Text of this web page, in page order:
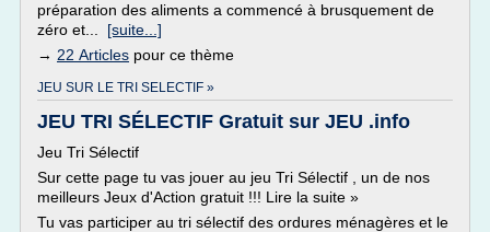
préparation des aliments a commencé à brusquement de
zéro et... [suite...]
→ 22 Articles pour ce thème
JEU SUR LE TRI SELECTIF »
JEU TRI SÉLECTIF Gratuit sur JEU .info
Jeu Tri Sélectif
Sur cette page tu vas jouer au jeu Tri Sélectif , un de nos
meilleurs Jeux d'Action gratuit !!! Lire la suite »
Tu vas participer au tri sélectif des ordures ménagères et le